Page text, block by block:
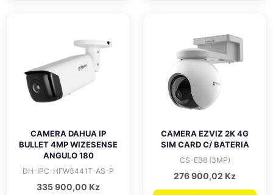
CAMERA DAHUA IP
BULLET 4MP WIZESENSE
ANGULO 180
DH-IPC-HFW3441T-AS-P
335 900,00 Kz
CAMERA EZVIZ 2K 4G
SIM CARD C/ BATERIA
CS-EB8 (3MP)
276 900,02 Kz